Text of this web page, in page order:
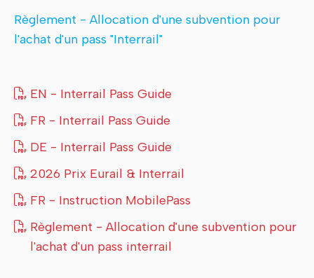
Règlement - Allocation d'une subvention pour
l'achat d'un pass "Interrail"
EN - Interrail Pass Guide
FR - Interrail Pass Guide
DE - Interrail Pass Guide
2026 Prix Eurail & Interrail
FR - Instruction MobilePass
Règlement - Allocation d'une subvention pour
l'achat d'un pass interrail